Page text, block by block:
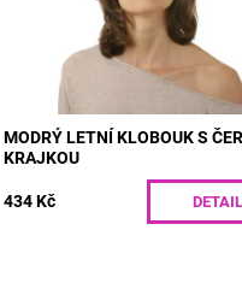
Skladem
R202/55
MODRÝ LETNÍ KLOBOUK S
KRAJKOU
434 Kč